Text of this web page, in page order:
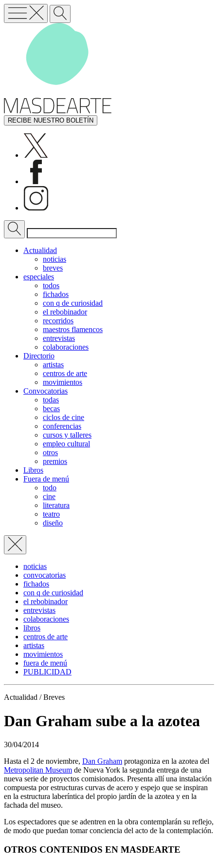
RECIBE NUESTRO BOLETÍN
Actualidad
noticias
breves
especiales
todos
fichados
con q de curiosidad
el rebobinador
recorridos
maestros flamencos
entrevistas
colaboraciones
Directorio
artistas
centros de arte
movimientos
Convocatorias
todas
becas
ciclos de cine
conferencias
cursos y talleres
empleo cultural
otros
premios
Libros
Fuera de menú
todo
cine
literatura
teatro
diseño
noticias
convocatorias
fichados
con q de curiosidad
el rebobinador
entrevistas
colaboraciones
libros
centros de arte
artistas
movimientos
fuera de menú
PUBLICIDAD
Actualidad / Breves
Dan Graham sube a la azotea
30/04/2014
Hasta el 2 de noviembre, Dan Graham protagoniza en la azotea del
Metropolitan Museum de Nueva York la segunda entrega de una
nueva serie de proyectos comisionados. Presenta allí una instalación
compuesta por estructuras curvas de acero y espejo que se inspiran
en la estructura laberíntica del propio jardín de la azotea y en la
fachada del museo.
Los espectadores que se adentren en la obra contemplarán su reflejo,
de modo que puedan tomar conciencia del acto de la contemplación.
OTROS CONTENIDOS EN MASDEARTE